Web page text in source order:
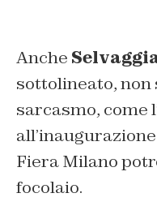
Anche
sottolineato, non
sarcasmo, come
Fiera Milano
focolaio.